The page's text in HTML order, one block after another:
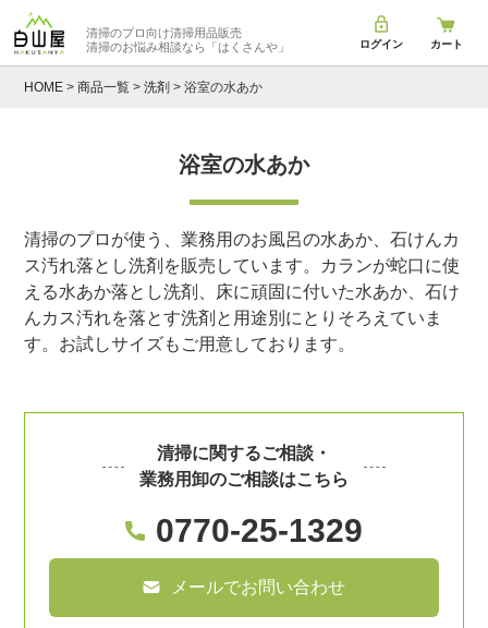
清掃のプロ向け清掃用品販売
清掃のお悩み相談なら 「はくさんや」 ログイン カート
HOME 商品一覧 洗剤 浴室の水あか
浴室の水あか
清掃のプロが使う、業務用のお風呂の水あか、石けんカ
ス汚れ落とし洗剤を販売しています。カランが蛇口に使
える水あか落とし洗剤、床に頑固に付いた水あか、石け
んカス汚れを落とす洗剤と用途別にとりそろえていま
す。お試しサイズもご用意しております。
清掃に関するご相談・
業務用卸のご相談はこちら
0770-25-1329
メールでお問い合わせ